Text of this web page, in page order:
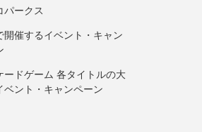
パークス
開催するイベント・キャン
ードゲーム 各タイトルの大
ベント・キャンペーン